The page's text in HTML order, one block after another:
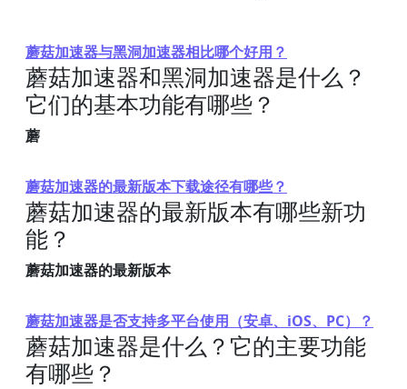
蘑菇加速器与黑洞加速器相比哪个好用？
蘑菇加速器和黑洞加速器是什么？
它们的基本功能有哪些？
蘑
蘑菇加速器的最新版本下载途径有哪些？
蘑菇加速器的最新版本有哪些新功
能？
蘑菇加速器的最新版本
蘑菇加速器是否支持多平台使用（安卓、iOS、PC）？
蘑菇加速器是什么？它的主要功能
有哪些？